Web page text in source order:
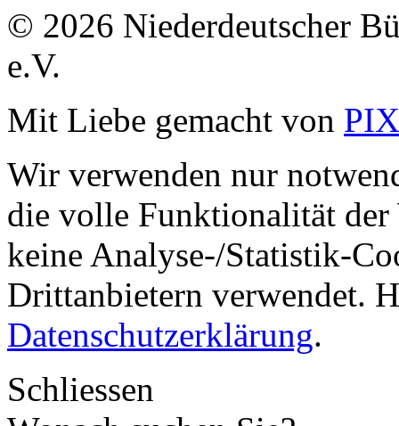
© 2026 Niederdeutscher
e.V.
Mit Liebe gemacht von
Wir verwenden nur
die volle Funktionalität der
keine Analyse-/Statistik-
Drittanbietern verwendet.
Datenschutzerklärung.
Schliessen